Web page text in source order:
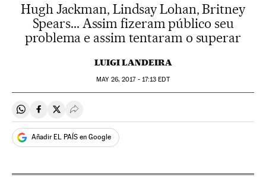
Hugh Jackman, Lindsay Lohan, Britney
Spears... Assim fizeram público seu
problema e assim tentaram o superar
LUIGI LANDEIRA
MAY26, 2017 - 17:13 EDT
Compartir en Whatsapp
Compartir en Facebook
Compartir en Twitter
Desplegar Redes Sociales
Añadir EL PAÍS en Google